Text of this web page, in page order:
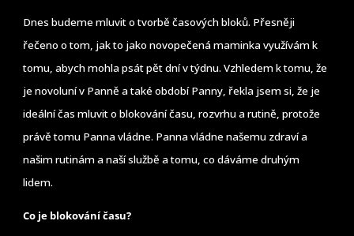
Dnes budeme mluvit o tvorbě časových bloků. Přesněji
řečeno o tom, jak to jako novopečená maminka využívám k
tomu, abych mohla psát pět dní v týdnu. Vzhledem k tomu, že
je novoluní v Panně a také období Panny, řekla jsem si, že je
ideální čas mluvit o blokování času, rozvrhu a rutině, protože
právě tomu Panna vládne. Panna vládne našemu zdraví a
našim rutinám a naší službě a tomu, co dáváme druhým
lidem.
Co je blokování času?